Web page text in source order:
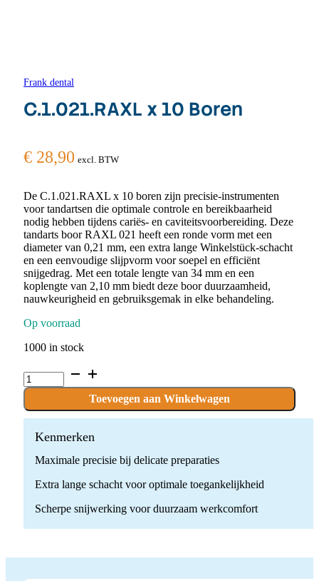
Frank dental
C.1.021.RAXL x 10 Boren
€ 28,90 excl. BTW
De C.1.021.RAXL x 10 boren zijn precisie-instrumenten
voor tandartsen die optimale controle en bereikbaarheid
nodig hebben tijdens cariës- en caviteitsvoorbereiding. Deze
tandarts boor RAXL 021 heeft een ronde vorm met een
diameter van 0,21 mm, een extra lange Winkelstück-schacht
en een eenvoudige slijpvorm voor soepel en efficiënt
snijgedrag. Met een totale lengte van 34 mm en een
koplengte van 2,10 mm biedt deze boor duurzaamheid,
nauwkeurigheid en gebruiksgemak in elke behandeling.
Op voorraad
1000 in stock
C.1.021.RAXL
x
Boren
quantity
Toevoegen aan Winkelwagen
Kenmerken
Maximale precisie bij delicate preparaties
Extra lange schacht voor optimale toegankelijkheid
Scherpe snijwerking voor duurzaam werkcomfort